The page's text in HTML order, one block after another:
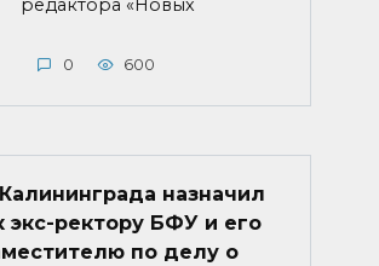
редактора «Новых
0 600
назначил
экс-ректору БФУ и его
по делу о